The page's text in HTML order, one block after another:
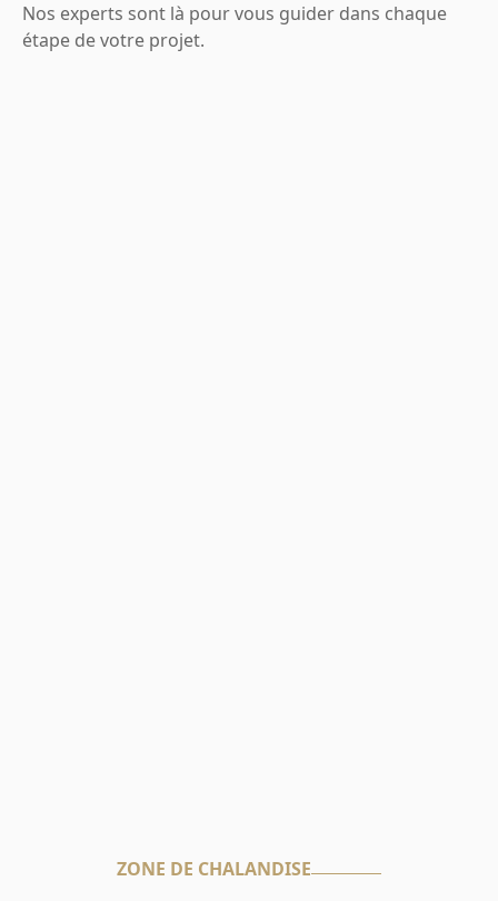
Nos experts sont là pour vous guider dans chaque
étape de votre projet.
ZONE DE CHALANDISE